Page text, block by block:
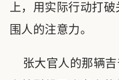
上，用实际行动打
围人的注意力。
张大官人的那辆吉